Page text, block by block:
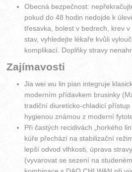
Obecná bezpečnost:
pokud do 48 hodin nedojde k
třesavka, bolest v bedrech, krev
stav, vyhledejte lékaře kvůli
komplikací. Doplňky stravy
Zajímavosti
Jia wei wu lin pian integruje
moderním přídavkem brusinky
tradiční diureticko-chladicí přístup
hygienou známou z moderní
Při častých recidivách „horkého
kúře přechází na stabilizační
lepší odvod vlhkosti, úprava
(vyvarovat se sezení na